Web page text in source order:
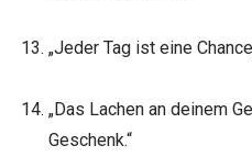
„Jeder Tag ist eine
„Das Lachen an deinem
Geschenk.“